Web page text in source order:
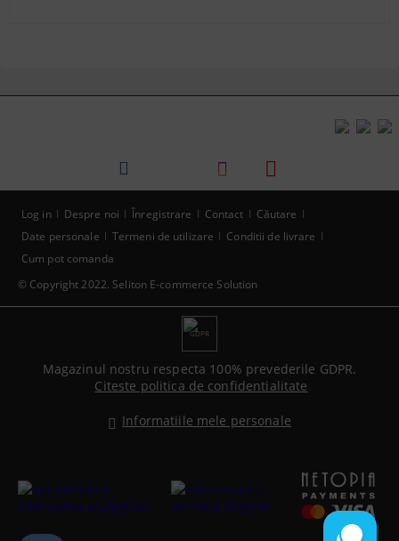
© Copyright 2022. Seliton E-commerce Solution
Log in Despre noi Înregistrare Contact
Căutare
Date personale
Termeni de utilizare
Conditii de livrare
Cum pot comanda
GDPR
Magazinul nostru respecta 100% prevederile GDPR.
Citeste politica de confidentialitate
Informatiile mele personale